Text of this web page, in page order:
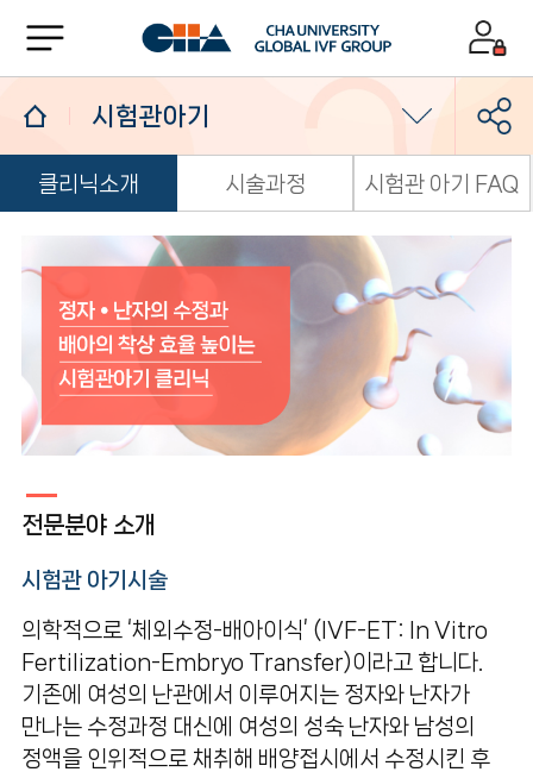
시험관아기
난임검사
배란검사 및 치료
인공수정
시험관아기
유전학/착상전유전진단
반복유산
자궁내막증
다낭성 난소 증후군
복강경/자궁경
CAPA 미성숙 난자 체외 배양
클리닉소개 시술과정 시험관 아기 FAQ
전문분야 소개
시험관 아기시술
의학적으로 ‘체외수정-배아이식’ (IVF-ET: In Vitro
Fertilization-Embryo Transfer)이라고 합니다.
기존에 여성의 난관에서 이루어지는 정자와 난자가
만나는 수정과정 대신에 여성의 성숙 난자와 남성의
정액을 인위적으로 채취해 배양접시에서 수정시킨 후